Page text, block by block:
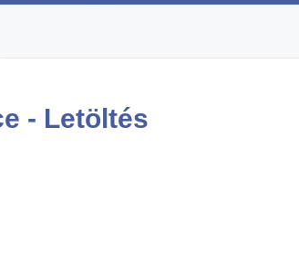
- Letöltés